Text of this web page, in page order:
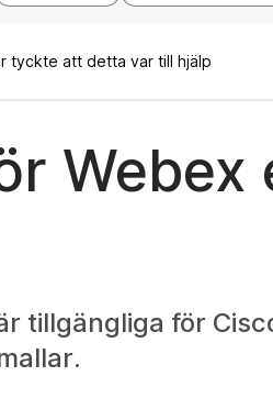
tyckte att detta var till hjälp
Webex
tillgängliga för